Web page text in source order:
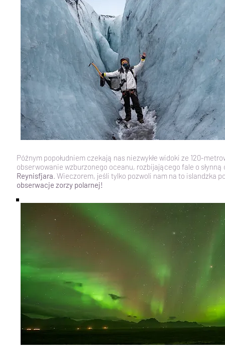
Późnym popołudniem czekają nas niezwykłe widoki ze 120-
obserwowanie wzburzonego oceanu, rozbijającego fale o słynną
Reynisfjara. Wieczorem, jeśli tylko pozwoli nam na to islandzka
obserwacje zorzy polarnej!